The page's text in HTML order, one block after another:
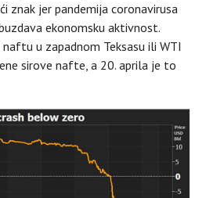
znak jer pandemija coronavirusa
ekonomsku aktivnost.
u zapadnom Teksasu ili WTI
sirove nafte, a 20. aprila je to